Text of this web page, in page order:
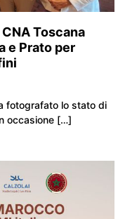
Toscana
e Prato per
fotografato lo stato di
occasione […]